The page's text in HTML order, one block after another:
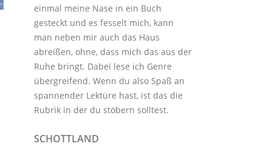
einmal meine Nase in ein Buch
gesteckt und es fesselt mich, kann
man neben mir auch das Haus
abreißen, ohne, dass mich das aus der
Ruhe bringt. Dabei lese ich Genre
übergreifend. Wenn du also Spaß an
spannender Lektüre hast, ist das die
Rubrik in der du stöbern solltest.
SCHOTTLAND